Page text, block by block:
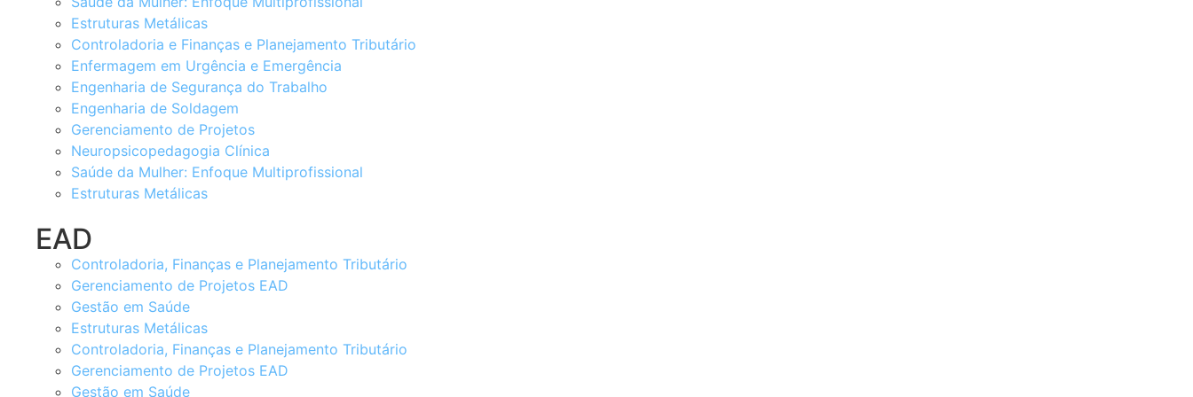
Estruturas Metálicas
Controladoria e Finanças e Planejamento Tributário
Enfermagem em Urgência e Emergência
Engenharia de Segurança do Trabalho
Engenharia de Soldagem
Gerenciamento de Projetos
Neuropsicopedagogia Clínica
Saúde da Mulher: Enfoque Multiprofissional
Estruturas Metálicas
EAD
Controladoria, Finanças e Planejamento Tributário
Gerenciamento de Projetos EAD
Gestão em Saúde
Estruturas Metálicas
Controladoria, Finanças e Planejamento Tributário
Gerenciamento de Projetos EAD
Gestão em Saúde